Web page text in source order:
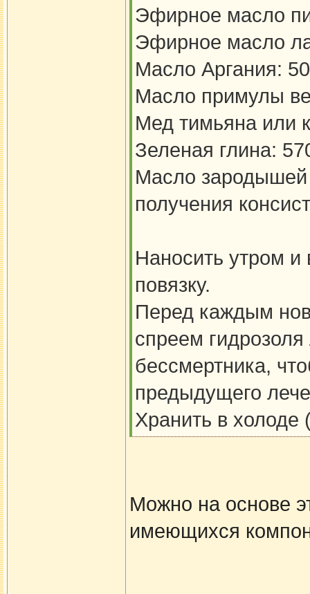
Эфирное масло
Эфирное масло
Масло Аргания:
Масло примулы
Мед тимьяна или
Зеленая глина:
Масло
получения
Наносить утром
повязку.
Перед каждым
спреем
бессмертника,
предыдущего
Хранить в холоде
Можно на основе
имеющихся